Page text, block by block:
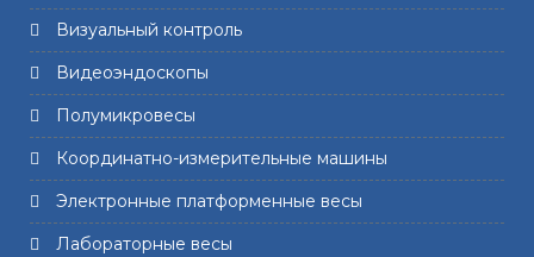
Визуальный контроль
Видеоэндоскопы
Полумикровесы
Координатно-измерительные машины
Электронные платформенные весы
Лабораторные весы